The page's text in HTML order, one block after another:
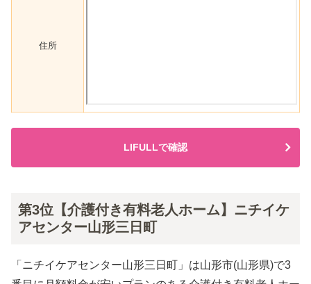
住所
LIFULLで確認
第3位【介護付き有料老人ホーム】ニチイケ
アセンター山形三日町
「ニチイケアセンター山形三日町」は山形市(山形県)で3